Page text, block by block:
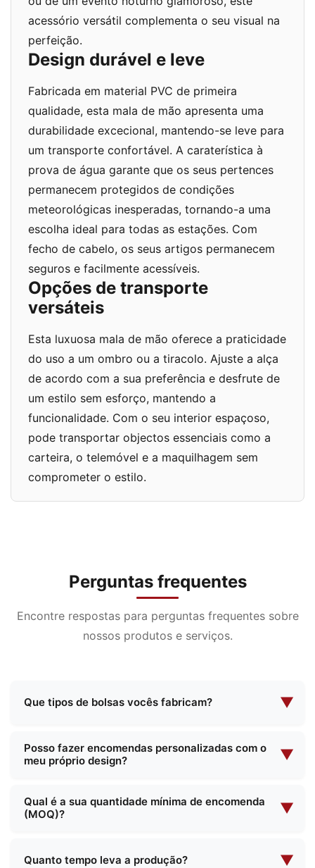
acessório versátil complementa o seu visual na
perfeição.
Design durável e leve
Fabricada em material PVC de primeira
qualidade, esta mala de mão apresenta uma
durabilidade excecional, mantendo-se leve para
um transporte confortável. A caraterística à
prova de água garante que os seus pertences
permanecem protegidos de condições
meteorológicas inesperadas, tornando-a uma
escolha ideal para todas as estações. Com
fecho de cabelo, os seus artigos permanecem
seguros e facilmente acessíveis.
Opções de transporte
versáteis
Esta luxuosa mala de mão oferece a praticidade
do uso a um ombro ou a tiracolo. Ajuste a alça
de acordo com a sua preferência e desfrute de
um estilo sem esforço, mantendo a
funcionalidade. Com o seu interior espaçoso,
pode transportar objectos essenciais como a
carteira, o telemóvel e a maquilhagem sem
comprometer o estilo.
Perguntas frequentes
Encontre respostas para perguntas frequentes sobre
nossos produtos e serviços.
Que tipos de bolsas vocês fabricam? ▼
ampla variedade de bolsas, incluindo bolsas para
cosméticos, bolsas para maquiagem noturna,
compras e muito mais. Oferecemos designs
padrão e soluções personalizadas para atender
Posso fazer encomendas personalizadas com o
meu próprio design?
▼
fabricação personalizada. Você pode fornecer
suas próprias especificações de design, e nossa
perfeito que atenda às suas necessidades.
Qual é a sua quantidade mínima de encomenda
(MOQ)?
▼
consoante o tipo e a complexidade do produto.
Quanto tempo leva a produção? ▼